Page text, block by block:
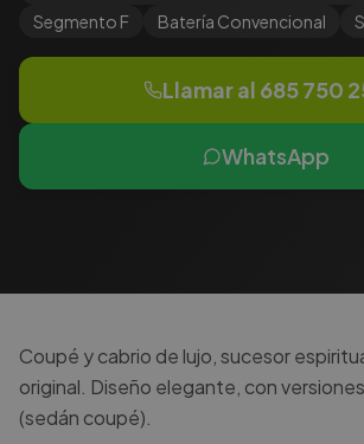
Segmento F Batería Convencional
Llamar al 685 750
WhatsApp
Coupé y cabrio de lujo, sucesor
original. Diseño elegante, con
(sedán coupé).